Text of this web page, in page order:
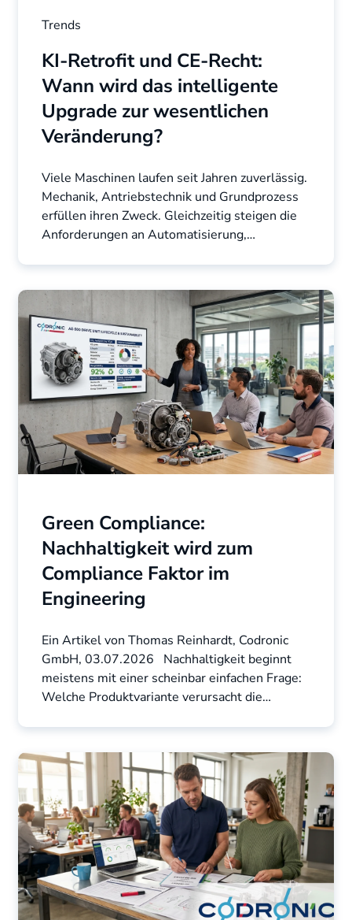
Trends
KI-Retrofit und CE-Recht:
Wann wird das intelligente
Upgrade zur wesentlichen
Veränderung?
Viele Maschinen laufen seit Jahren zuverlässig.
Mechanik, Antriebstechnik und Grundprozess
erfüllen ihren Zweck. Gleichzeitig steigen die
Anforderungen an Automatisierung,
Green Compliance:
Nachhaltigkeit wird zum
Compliance Faktor im
Engineering
Ein Artikel von Thomas Reinhardt, Codronic
GmbH, 03.07.2026 Nachhaltigkeit beginnt
meistens mit einer scheinbar einfachen Frage:
Welche Produktvariante verursacht die